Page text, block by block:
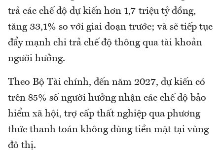
trả các chế độ dự kiến hơn 1,7 triệu tỷ đồng,
tăng 33,1% so với giai đoạn trước; và sẽ tiếp tục
đẩy mạnh chi trả chế độ thông qua tài khoản
người hưởng.
Theo Bộ Tài chính, đến năm 2027, dự kiến có
trên 85% số người hưởng nhận các chế độ bảo
hiểm xã hội, trợ cấp thất nghiệp qua phương
thức thanh toán không dùng tiền mặt tại vùng
đô thị.